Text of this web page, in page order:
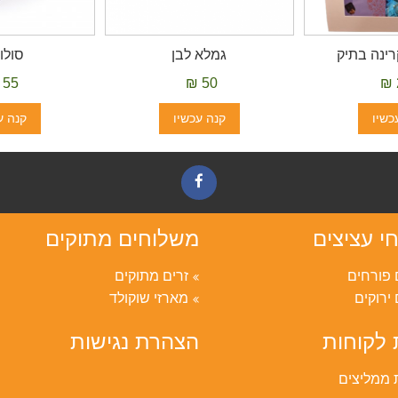
בתיק
גמלא לבן
50 ₪
קנה עכשיו
55 ₪
קנה
עציצים
פורחים
ירוקים
משלוחים מתוקים
זרים מתוקים
מארזי שוקולד
לקוחות
ממליצים
הצהרת נגישות